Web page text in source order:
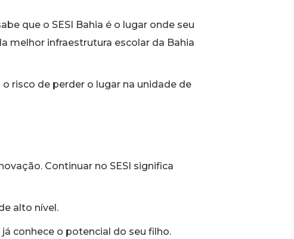
que o SESI Bahia é o lugar onde seu
melhor infraestrutura escolar da Bahia
risco de perder o lugar na unidade de
Continuar no SESI significa
alto nível.
conhece o potencial do seu filho.